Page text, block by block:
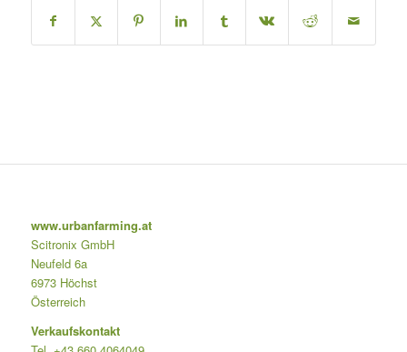
www.urbanfarming.at
Scitronix GmbH
Neufeld 6a
6973 Höchst
Österreich
Verkaufskontakt